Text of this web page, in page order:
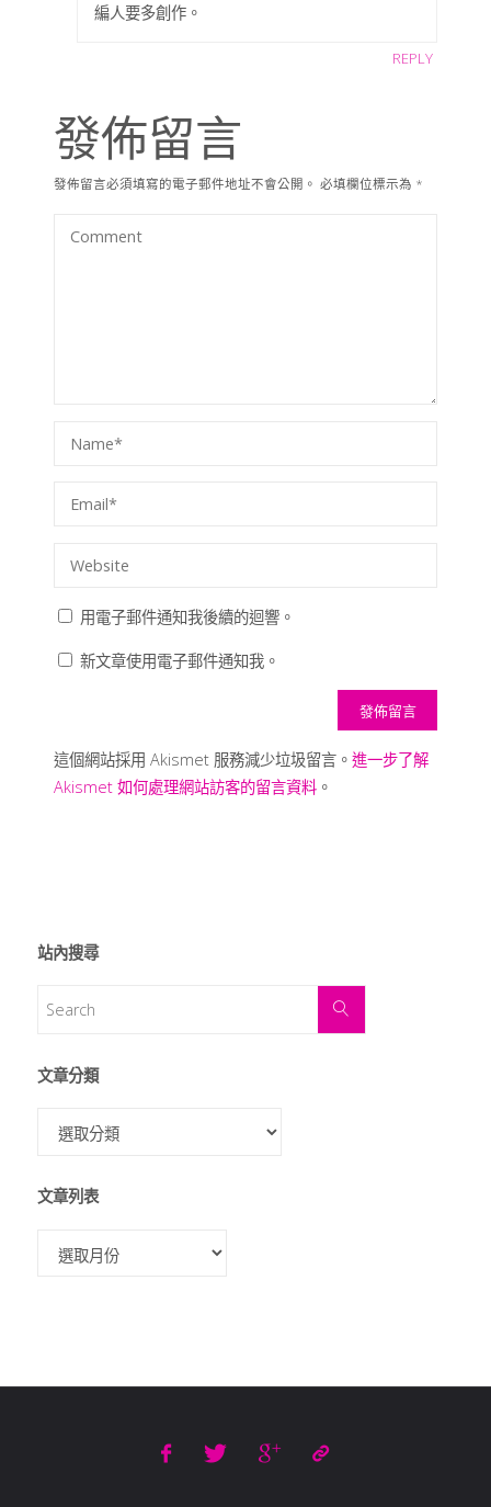
編人要多創作。
REPLY
發佈留言
發佈留言必須填寫的電子郵件地址不會公開。 必填欄位標示為 *
用電子郵件通知我後續的迴響。
新文章使用電子郵件通知我。
這個網站採用 Akismet 服務減少垃圾留言。 進一步了解
Akismet 如何處理網站訪客的留言資料。
站內搜尋
文章分類
文章列表